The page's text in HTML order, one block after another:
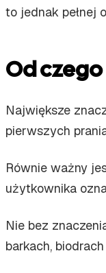
to jednak pełnej
Od
Największe
pierwszych
Równie ważny
użytkownika
Nie bez
barkach,